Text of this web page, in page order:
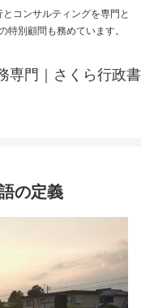
コンサルティングを専門と
特別顧問も務めています。
専門｜さくら行政書
の定義